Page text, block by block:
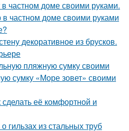
в частном доме своими руками.
в частном доме своими руками
декоративное из брусков.
пляжную сумку своими
сумку «Море зовет» своими
её комфортной и
гильзах из стальных труб